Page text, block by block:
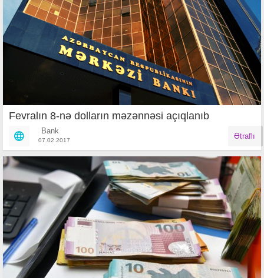
Fevralın 8-nə dolların məzənnəsi açıqlanıb
Bank
07.02.2017 Ətraflı